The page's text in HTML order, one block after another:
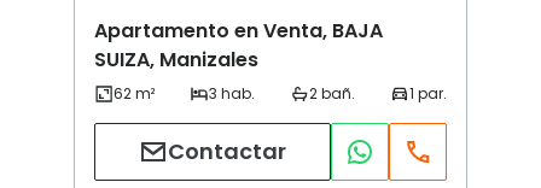
Apartamento en Venta, BAJA
SUIZA, Manizales
Contactar